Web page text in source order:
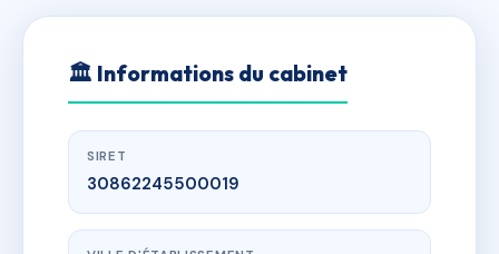
🏛 Informations du cabinet
SIRET
30862245500019